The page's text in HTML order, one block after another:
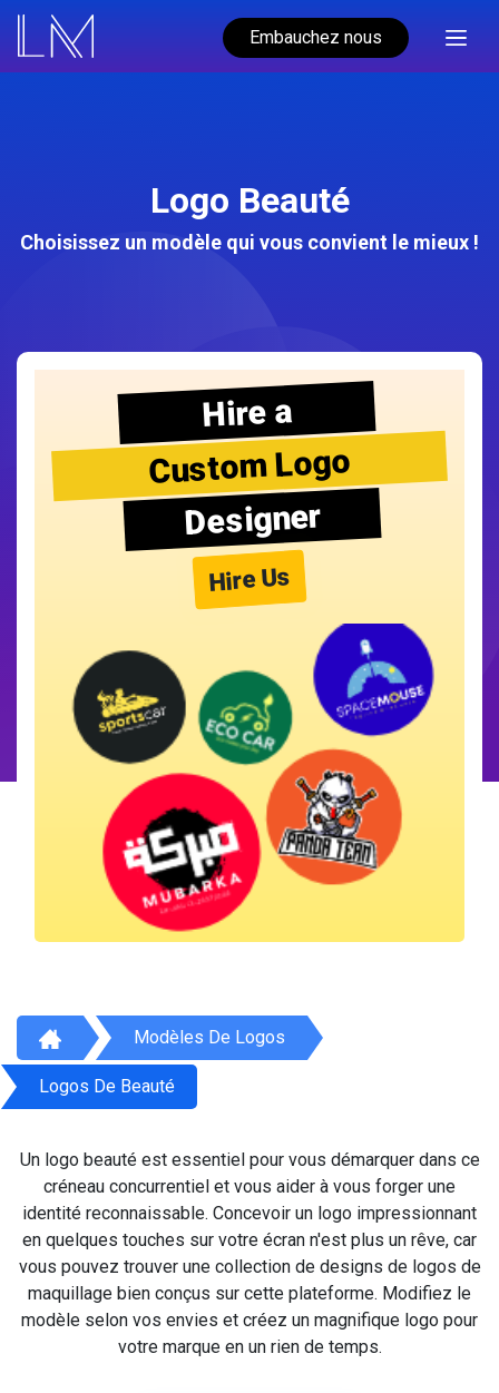
Embauchez nous
Logo Beauté
Choisissez un modèle qui vous convient le mieux !
Hire a
Custom Logo
Designer
Hire Us
Modèles De Logos
Logos De Beauté
Un logo beauté est essentiel pour vous démarquer dans ce
créneau concurrentiel et vous aider à vous forger une
identité reconnaissable. Concevoir un logo impressionnant
en quelques touches sur votre écran n'est plus un rêve, car
vous pouvez trouver une collection de designs de logos de
maquillage bien conçus sur cette plateforme. Modifiez le
modèle selon vos envies et créez un magnifique logo pour
votre marque en un rien de temps.